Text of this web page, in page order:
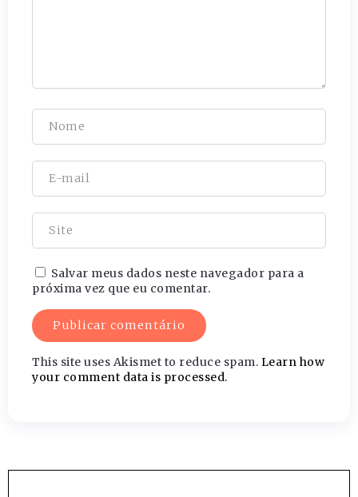
Salvar meus dados neste navegador para a
próxima vez que eu comentar.
This site uses Akismet to reduce spam. Learn how
your comment data is processed.